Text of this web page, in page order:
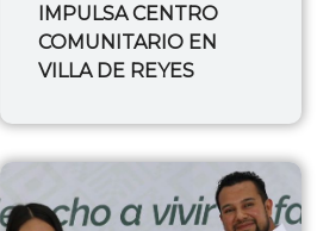
IMPULSA CENTRO
COMUNITARIO EN
VILLA DE REYES